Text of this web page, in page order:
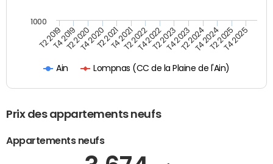
Ain Lompnas (CC de la Plaine de l'Ain)
T2 2019T4 2019T2 2020T4 2020T2 2021T4 2021T2 2022T4 2022T2 2023T4 2023T2 2024T4 2024T2 2025T4 2025
1000
Prix des appartements neufs
Appartements neufs